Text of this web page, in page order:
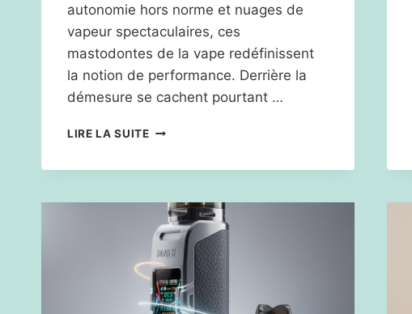
autonomie hors norme et nuages de
vapeur spectaculaires, ces
mastodontes de la vape redéfinissent
la notion de performance. Derrière la
démesure se cachent pourtant …
LIRE LA SUITELA
CARACTÉRISTIQUES
ET
PERFORMANCES